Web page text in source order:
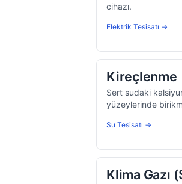
cihazı.
Elektrik Tesisatı →
Kireçlenme
Sert sudaki
yüzeylerinde
Su Tesisatı →
Klima Gazı